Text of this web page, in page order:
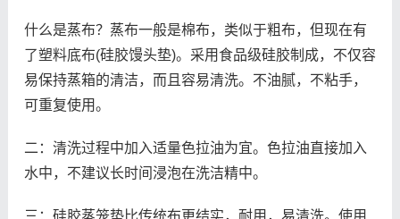
什么是蒸布？蒸布一般是棉布，类似于粗布，但现在有
了塑料底布(硅胶馒头垫)。采用食品级硅胶制成，不仅容
易保持蒸箱的清洁，而且容易清洗。不油腻，不粘手，
可重复使用。
二：清洗过程中加入适量色拉油为宜。色拉油直接加入
水中，不建议长时间浸泡在洗洁精中。
三：硅胶蒸笼垫比传统布更结实，耐用，易清洗。使用